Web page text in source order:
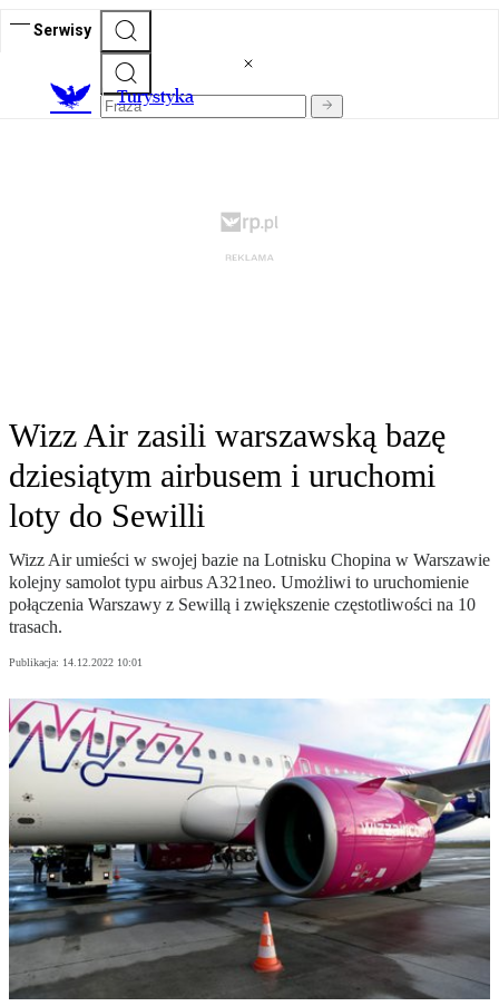
Serwisy
Turystyka
Wizz Air zasili warszawską bazę
dziesiątym airbusem i uruchomi
loty do Sewilli
Wizz Air umieści w swojej bazie na Lotnisku Chopina w Warszawie
kolejny samolot typu airbus A321neo. Umożliwi to uruchomienie
połączenia Warszawy z Sewillą i zwiększenie częstotliwości na 10
trasach.
Publikacja: 14.12.2022 10:01